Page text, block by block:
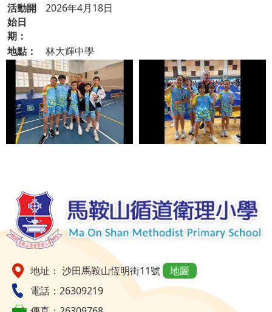
活動開
始日
期：
2026年4月18日
地點： 林大輝中學
地址： 沙田馬鞍山恆明街11號
地圖
電話：26309219